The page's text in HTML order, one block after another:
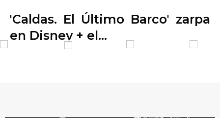
'Caldas. El Último Barco' zarpa
en Disney + el…